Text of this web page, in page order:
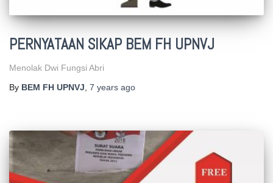
PERNYATAAN SIKAP BEM FH UPNVJ
Menolak Dwi Fungsi Abri
By BEM FH UPNVJ 7 years ago